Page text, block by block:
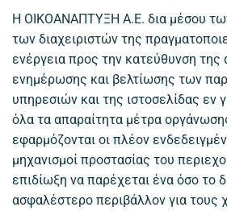
Η ΟΙΚΟΑΝΑΠΤΥΞΗ Α.Ε. δια μέσου
των διαχειριστών της
ενέργεια προς την κατεύθυνση της
ενημέρωσης και βελτίωσης των
υπηρεσιών και της ιστοσελίδας εν
όλα τα απαραίτητα μέτρα
εφαρμόζονται οι πλέον
μηχανισμοί προστασίας του
επιδίωξη να παρέχεται ένα όσο το
ασφαλέστερο περιβάλλον για τους